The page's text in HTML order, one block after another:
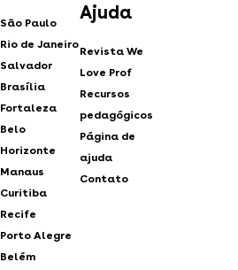
São Paulo
Rio de Janeiro
Salvador
Brasília
Fortaleza
Belo
Horizonte
Manaus
Curitiba
Recife
Porto Alegre
Belém
Ajuda
Revista We
Love Prof
Recursos
pedagógicos
Página de
ajuda
Contato